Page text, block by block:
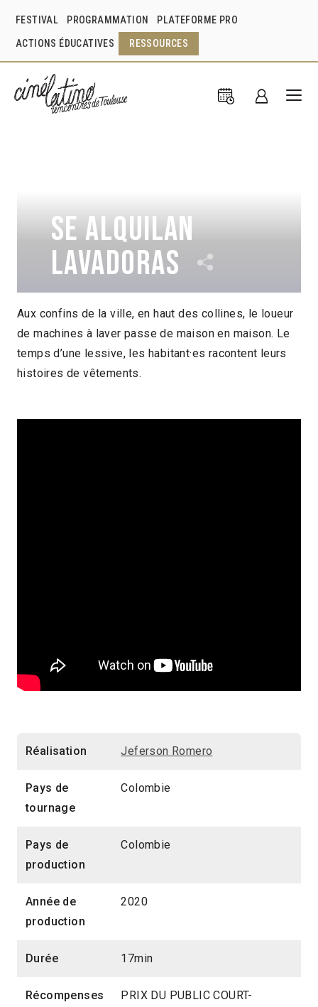
FESTIVAL PROGRAMMATION PLATEFORME PRO
ACTIONS ÉDUCATIVES RESSOURCES
Se alquilan
lavadoras
Jeferson Romero Colombie 2020
17min
2023 > Compétition Court-métrage
Aux confins de la ville, en haut des collines, le loueur
de machines à laver passe de maison en maison. Le
temps d’une lessive, les habitant·es racontent leurs
histoires de vêtements.
Réalisation Jeferson Romero
Pays de
tournage
Colombie
Pays de
production
Colombie
Année de
production
2020
Durée 17min
Récompenses
PRIX DU PUBLIC COURT-